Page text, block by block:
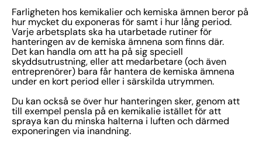
Farligheten hos kemikalier och kemiska ämnen beror på
hur mycket du exponeras för samt i hur lång period.
Varje arbetsplats ska ha utarbetade rutiner för
hanteringen av de kemiska ämnena som finns där.
Det kan handla om att ha på sig speciell
skyddsutrustning, eller att medarbetare (och även
entreprenörer) bara får hantera de kemiska ämnena
under en kort period eller i särskilda utrymmen.
Du kan också se över hur hanteringen sker, genom att
till exempel pensla på en kemikalie istället för att
spraya kan du minska halterna i luften och därmed
exponeringen via inandning.